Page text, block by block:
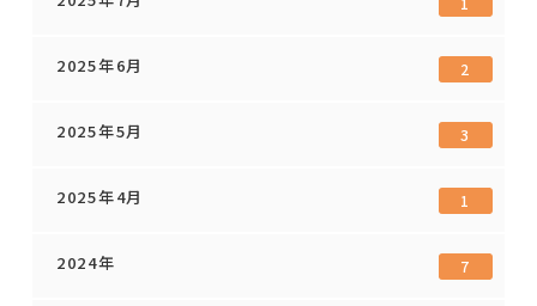
2025年6月 2
2025年5月 3
2025年4月 1
2024年 7